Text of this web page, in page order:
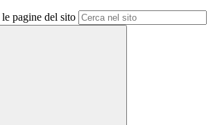
pagine del sito